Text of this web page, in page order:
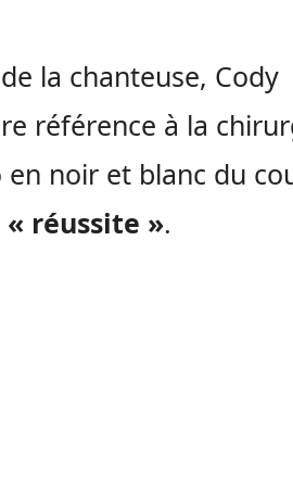
la chanteuse, Cody
référence à la
noir et blanc du
« réussite ».